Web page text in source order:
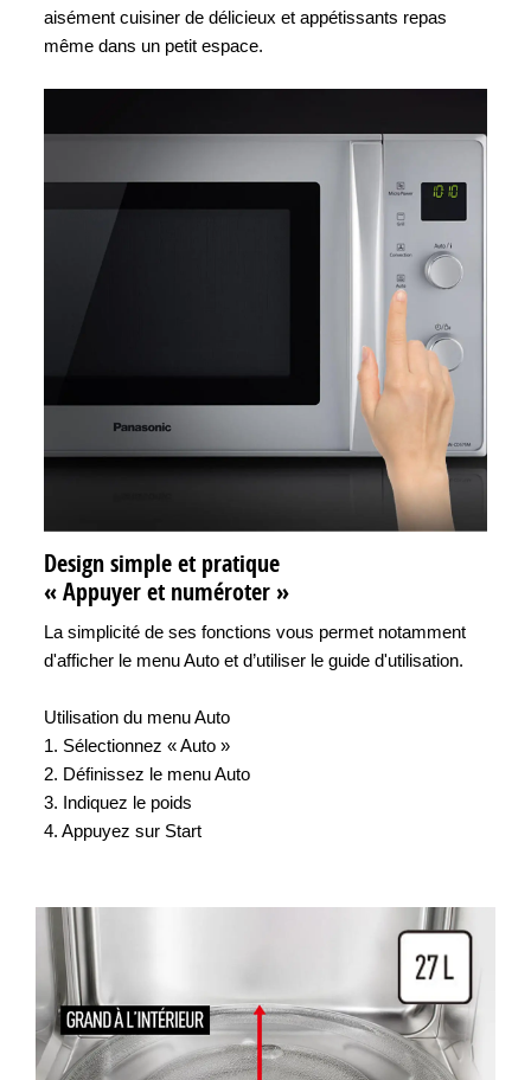
aisément cuisiner de délicieux et appétissants repas
même dans un petit espace.
Design simple et pratique
« Appuyer et numéroter »
La simplicité de ses fonctions vous permet notamment
d'afficher le menu Auto et d’utiliser le guide d'utilisation.
Utilisation du menu Auto
1. Sélectionnez « Auto »
2. Définissez le menu Auto
3. Indiquez le poids
4. Appuyez sur Start